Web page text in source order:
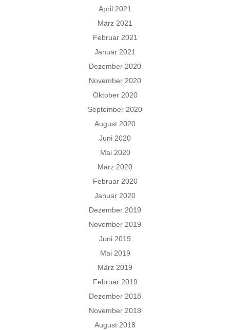
April 2021
März 2021
Februar 2021
Januar 2021
Dezember 2020
November 2020
Oktober 2020
September 2020
August 2020
Juni 2020
Mai 2020
März 2020
Februar 2020
Januar 2020
Dezember 2019
November 2019
Juni 2019
Mai 2019
März 2019
Februar 2019
Dezember 2018
November 2018
August 2018